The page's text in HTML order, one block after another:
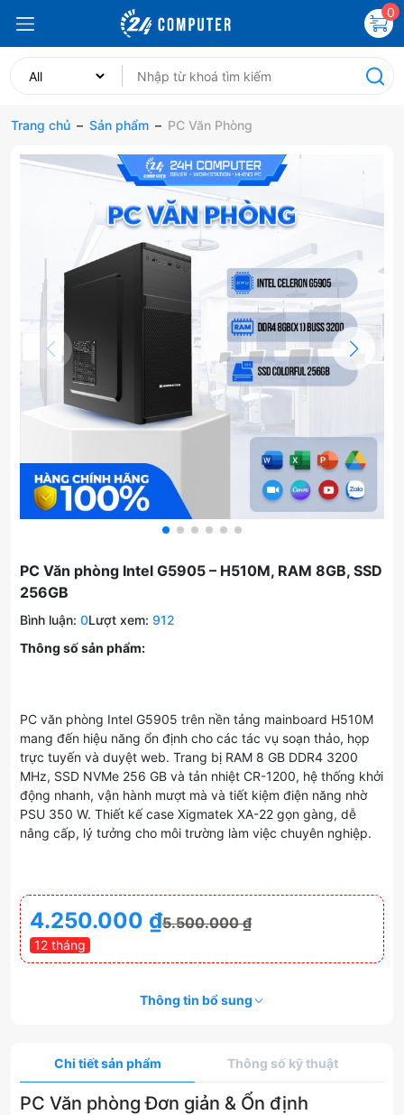
0
Trang chủ – Sản phẩm – PC Văn Phòng
PC Văn phòng Intel G5905 – H510M, RAM 8GB, SSD
256GB
Bình luận: 0Lượt xem: 912
Thông số sản phẩm:
PC văn phòng Intel G5905 trên nền tảng mainboard H510M
mang đến hiệu năng ổn định cho các tác vụ soạn thảo, họp
trực tuyến và duyệt web. Trang bị RAM 8 GB DDR4 3200
MHz, SSD NVMe 256 GB và tản nhiệt CR-1200, hệ thống khởi
động nhanh, vận hành mượt mà và tiết kiệm điện năng nhờ
PSU 350 W. Thiết kế case Xigmatek XA-22 gọn gàng, dễ
nâng cấp, lý tưởng cho môi trường làm việc chuyên nghiệp.
5.500.000₫
4.250.000 ₫
12 tháng
Thông tin bổ sung
Chi tiết sản phẩm Thông số kỹ thuật
PC Văn phòng Đơn giản & Ổn định